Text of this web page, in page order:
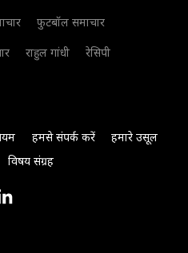
फुटबॉल समाचार
राहुल गांधी
रेसिपी
हमसे संपर्क करें
हमारे उसूल
विषय संग्रह